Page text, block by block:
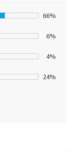
66%
6%
4%
24%